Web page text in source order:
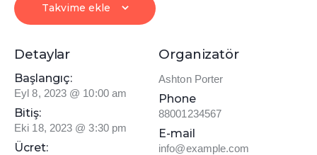
Takvime ekle
Detaylar
Başlangıç:
Eyl 8, 2023 @ 10:00 am
Bitiş:
Eki 18, 2023 @ 3:30 pm
Ücret:
Organizatör
Ashton Porter
Phone
88001234567
E-mail
info@example.com